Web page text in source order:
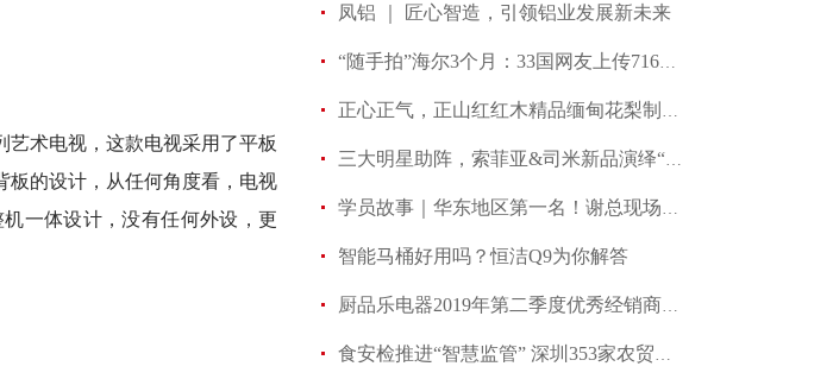
术电视，这款电视采用了平板
板的设计，从任何角度看，电视
一体设计，没有任何外设，更
凤铝 ｜ 匠心智造，引领铝业发展新未来
“随手拍”海尔3个月：33国网友上传716张照片记录海
正心正气，正山红红木精品缅甸花梨制造商
三大明星助阵，索菲亚&司米新品演绎“星”光下的
学员故事｜华东地区第一名！谢总现场分享成功经验
智能马桶好用吗？恒洁Q9为你解答
厨品乐电器2019年第二季度优秀经销商培训大会暨新品
食安检推进“智慧监管” 深圳353家农贸市场拟换新颜